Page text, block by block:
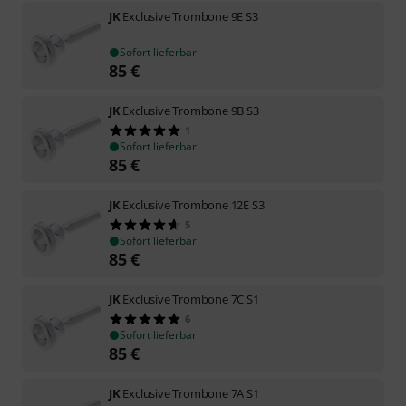
JK Exclusive Trombone 9E S3
Sofort lieferbar
85€
JK Exclusive Trombone 9B S3
1
Sofort lieferbar
85€
JK Exclusive Trombone 12E S3
5
Sofort lieferbar
85€
JK Exclusive Trombone 7C S1
6
Sofort lieferbar
85€
JK Exclusive Trombone 7A S1